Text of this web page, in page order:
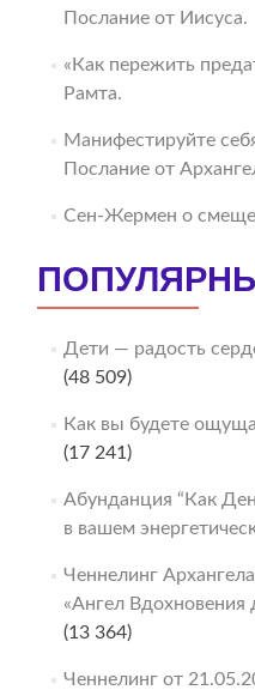
Послание от Иисуса.
«Как пережить
Рамта.
Манифестируйте
Послание от
Сен-Жермен о
Дети — радость
(48 509)
Как вы будете
(17 241)
Абунданция “Как
в вашем
Ченнелинг
«Ангел Вдохновения
(13 364)
Ченнелинг от